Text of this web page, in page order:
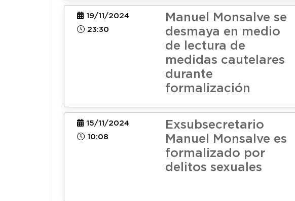
19/11/2024
23:30
Manuel Monsalve se
desmaya en medio
de lectura de
medidas cautelares
durante
formalización
15/11/2024
10:08
Exsubsecretario
Manuel Monsalve es
formalizado por
delitos sexuales